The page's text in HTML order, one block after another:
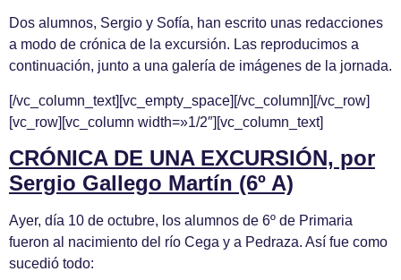
Dos alumnos, Sergio y Sofía, han escrito unas redacciones
a modo de crónica de la excursión. Las reproducimos a
continuación, junto a una galería de imágenes de la jornada.
[/vc_column_text][vc_empty_space][/vc_column][/vc_row]
[vc_row][vc_column width=»1/2″][vc_column_text]
CRÓNICA DE UNA EXCURSIÓN, por
Sergio Gallego Martín (6º A)
Ayer, día 10 de octubre, los alumnos de 6º de Primaria
fueron al nacimiento del río Cega y a Pedraza. Así fue como
sucedió todo: